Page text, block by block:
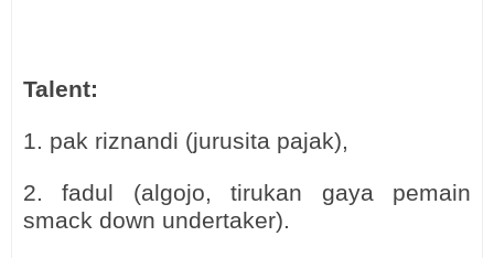
Talent:
1. pak riznandi (jurusita pajak),
2. fadul (algojo, tirukan gaya pemain
smack down undertaker).